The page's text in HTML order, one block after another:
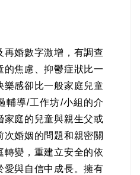
再婚數字激增，有調查
的焦慮、抑鬱症狀比一
樂感卻比一般家庭兒童
輔導/工作坊/小組的介
家庭的兒童與親生父或
次婚姻的問題和親密關
轉變，重建立安全的依
愛與自信中成長。擁有